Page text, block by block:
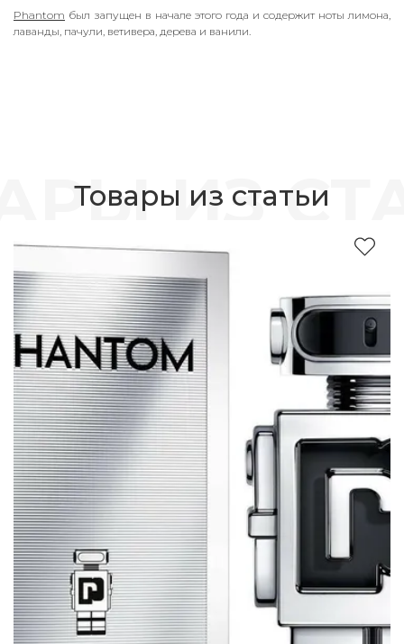
Phantom был запущен в начале этого года и содержит ноты лимона,
лаванды, пачули, ветивера, дерева и ванили.
Товары из статьи